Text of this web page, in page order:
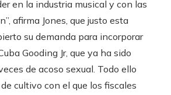
en la industria musical y con las
afirma Jones, que justo esta
su demanda para incorporar
Gooding Jr, que ya ha sido
de acoso sexual. Todo ello
cultivo con el que los fiscales